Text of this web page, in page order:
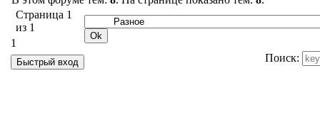
Страница 1
из 1
1
Поиск: